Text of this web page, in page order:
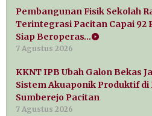
Pembangunan Fisik Sekolah
Terintegrasi Pacitan Capai 92
Siap Beroperas…
7 Agustus 2026
KKNT IPB Ubah Galon Bekas
Sistem Akuaponik Produktif di
Sumberejo Pacitan
7 Agustus 2026